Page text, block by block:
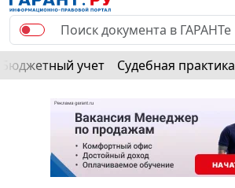
Бюджетный учет Судебная практика